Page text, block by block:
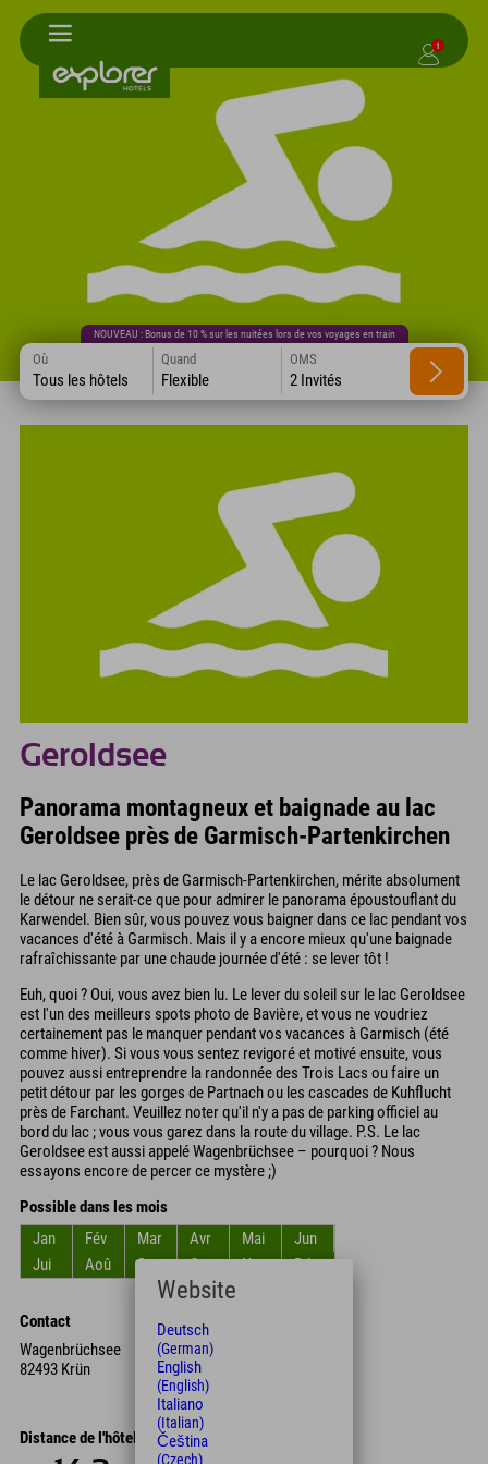
1
NOUVEAU : Bonus de 10 % sur les nuitées lors de vos voyages en train
Où
Tous les hôtels
Quand
Flexible
OMS
2 Invités
Geroldsee
Panorama montagneux et baignade au lac
Geroldsee près de Garmisch-Partenkirchen
Le lac Geroldsee, près de Garmisch-Partenkirchen, mérite absolument
le détour ne serait-ce que pour admirer le panorama époustouflant du
Karwendel. Bien sûr, vous pouvez vous baigner dans ce lac pendant vos
vacances d'été à Garmisch. Mais il y a encore mieux qu'une baignade
rafraîchissante par une chaude journée d'été : se lever tôt !
Euh, quoi ? Oui, vous avez bien lu. Le lever du soleil sur le lac Geroldsee
est l'un des meilleurs spots photo de Bavière, et vous ne voudriez
certainement pas le manquer pendant vos vacances à Garmisch (été
comme hiver). Si vous vous sentez revigoré et motivé ensuite, vous
pouvez aussi entreprendre la randonnée des Trois Lacs ou faire un
petit détour par les gorges de Partnach ou les cascades de Kuhflucht
près de Farchant. Veuillez noter qu'il n'y a pas de parking officiel au
bord du lac ; vous vous garez dans la route du village. P.S. Le lac
Geroldsee est aussi appelé Wagenbrüchsee – pourquoi ? Nous
essayons encore de percer ce mystère ;)
Possible dans les mois
Jan
Fév Mar Avr Mai
Jun
Jui
Aoû Sep Oct Nov Déc
Contact
Wagenbrüchsee
82493 Krün
Distance de l'hôtel
Website
Deutsch
(German)
English
(English)
Italiano
(Italian)
Čeština
(Czech)